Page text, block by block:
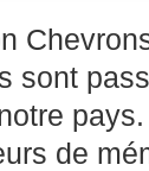
sont
de